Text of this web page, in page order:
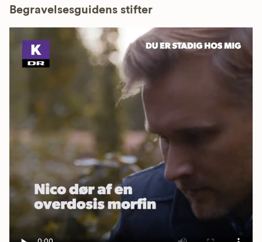
Begravelsesguidens stifter